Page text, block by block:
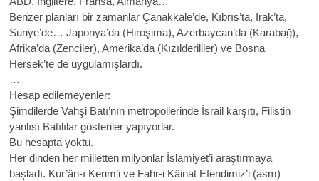
Benzer planları bir zamanlar Çanakkale’de, Kıbrıs’ta, Irak’ta,
Suriye’de… Japonya’da (Hiroşima), Azerbaycan’da (Karabağ),
Afrika’da (Zenciler), Amerika’da (Kızılderililer) ve Bosna
Hersek’te de uygulamışlardı.
…
Hesap edilemeyenler:
Şimdilerde Vahşi Batı’nın metropollerinde İsrail karşıtı, Filistin
yanlısı Batılılar gösteriler yapıyorlar.
Bu hesapta yoktu.
Her dinden her milletten milyonlar İslamiyet’i araştırmaya
başladı. Kur’ân-ı Kerim’i ve Fahr-i Kâinat Efendimiz’i (asm)